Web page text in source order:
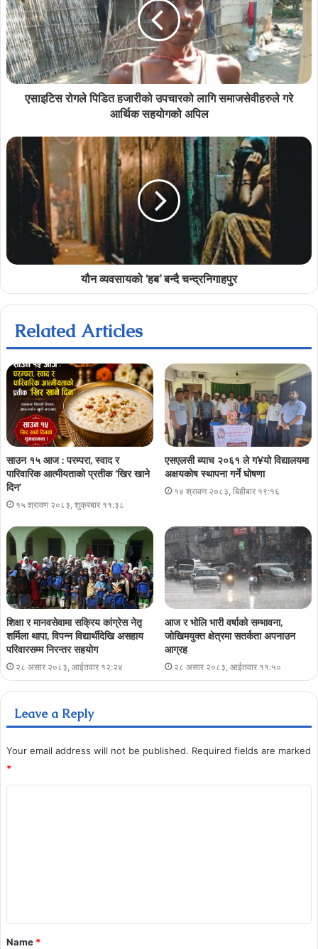
एसाइटिस रोगले पिडित हजारीको उपचारको लागि समाजसेवीहरुले गरे
आर्थिक सहयोगको अपिल
यौन व्यवसायको ‘हब’ बन्दै चन्द्रनिगाहपुर
Related Articles
साउन १५ आज : परम्परा, स्वाद र
पारिवारिक आत्मीयताको प्रतीक ‘खिर खाने
दिन’
१५ श्रावण २०८३, शुक्रबार ११:३८
एसएलसी ब्याच २०६१ ले ग¥यो विद्यालयमा
अक्षयकोष स्थापना गर्ने घोषणा
१४ श्रावण २०८३, बिहीबार १९:१६
शिक्षा र मानवसेवामा सक्रिय कांग्रेस नेतृ
शर्मिला थापा, विपन्न विद्यार्थीदेखि असहाय
परिवारसम्म निरन्तर सहयोग
२८ असार २०८३, आईतवार १२:२४
आज र भोलि भारी वर्षाको सम्भावना,
जोखिमयुक्त क्षेत्रमा सतर्कता अपनाउन
आग्रह
२८ असार २०८३, आईतवार ११:५०
Leave a Reply
Your email address will not be published. Required fields are marked
*
Name *